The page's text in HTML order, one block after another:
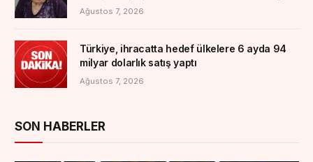
Ağustos 7, 2026
Türkiye, ihracatta hedef ülkelere 6 ayda 94
milyar dolarlık satış yaptı
Ağustos 7, 2026
SON HABERLER